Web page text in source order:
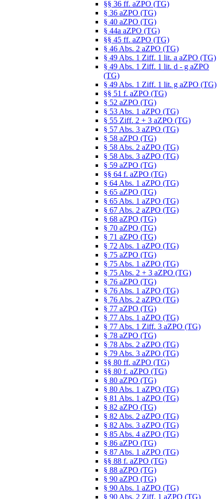
§§ 36 ff. aZPO (TG)
§ 36 aZPO (TG)
§ 40 aZPO (TG)
§ 44a aZPO (TG)
§§ 45 ff. aZPO (TG)
§ 46 Abs. 2 aZPO (TG)
§ 49 Abs. 1 Ziff. 1 lit. a aZPO (TG)
§ 49 Abs. 1 Ziff. 1 lit. d - g aZPO
(TG)
§ 49 Abs. 1 Ziff. 1 lit. g aZPO (TG)
§§ 51 f. aZPO (TG)
§ 52 aZPO (TG)
§ 53 Abs. 1 aZPO (TG)
§ 55 Ziff. 2 + 3 aZPO (TG)
§ 57 Abs. 3 aZPO (TG)
§ 58 aZPO (TG)
§ 58 Abs. 2 aZPO (TG)
§ 58 Abs. 3 aZPO (TG)
§ 59 aZPO (TG)
§§ 64 f. aZPO (TG)
§ 64 Abs. 1 aZPO (TG)
§ 65 aZPO (TG)
§ 65 Abs. 1 aZPO (TG)
§ 67 Abs. 2 aZPO (TG)
§ 68 aZPO (TG)
§ 70 aZPO (TG)
§ 71 aZPO (TG)
§ 72 Abs. 1 aZPO (TG)
§ 75 aZPO (TG)
§ 75 Abs. 1 aZPO (TG)
§ 75 Abs. 2 + 3 aZPO (TG)
§ 76 aZPO (TG)
§ 76 Abs. 1 aZPO (TG)
§ 76 Abs. 2 aZPO (TG)
§ 77 aZPO (TG)
§ 77 Abs. 1 aZPO (TG)
§ 77 Abs. 1 Ziff. 3 aZPO (TG)
§ 78 aZPO (TG)
§ 78 Abs. 2 aZPO (TG)
§ 79 Abs. 3 aZPO (TG)
§§ 80 ff. aZPO (TG)
§§ 80 f. aZPO (TG)
§ 80 aZPO (TG)
§ 80 Abs. 1 aZPO (TG)
§ 81 Abs. 1 aZPO (TG)
§ 82 aZPO (TG)
§ 82 Abs. 2 aZPO (TG)
§ 82 Abs. 3 aZPO (TG)
§ 85 Abs. 4 aZPO (TG)
§ 86 aZPO (TG)
§ 87 Abs. 1 aZPO (TG)
§§ 88 f. aZPO (TG)
§ 88 aZPO (TG)
§ 90 aZPO (TG)
§ 90 Abs. 1 aZPO (TG)
§ 90 Abs. 2 Ziff. 1 aZPO (TG)